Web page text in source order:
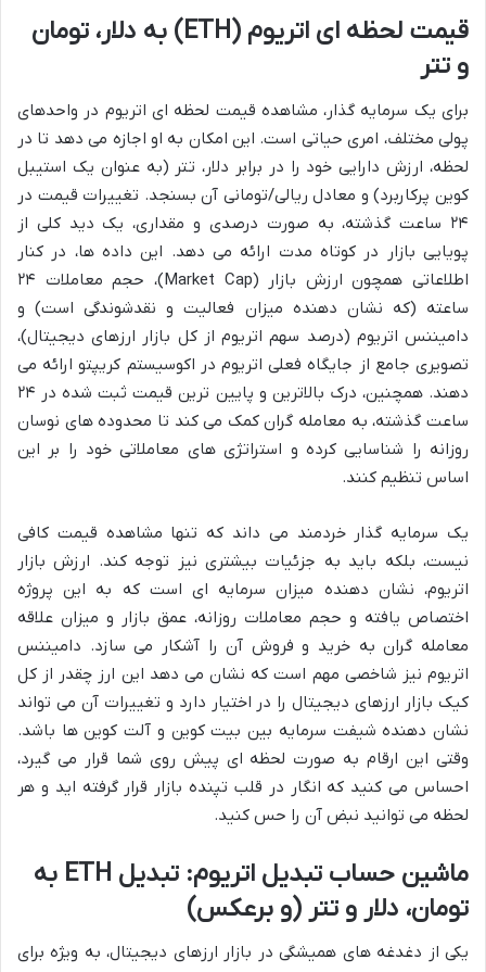
قیمت لحظه ای اتریوم (ETH) به دلار، تومان
و تتر
برای یک سرمایه گذار، مشاهده قیمت لحظه ای اتریوم در واحدهای
پولی مختلف، امری حیاتی است. این امکان به او اجازه می دهد تا در
لحظه، ارزش دارایی خود را در برابر دلار، تتر (به عنوان یک استیبل
کوین پرکاربرد) و معادل ریالی/تومانی آن بسنجد. تغییرات قیمت در
۲۴ ساعت گذشته، به صورت درصدی و مقداری، یک دید کلی از
پویایی بازار در کوتاه مدت ارائه می دهد. این داده ها، در کنار
اطلاعاتی همچون ارزش بازار (Market Cap)، حجم معاملات ۲۴
ساعته (که نشان دهنده میزان فعالیت و نقدشوندگی است) و
دامیننس اتریوم (درصد سهم اتریوم از کل بازار ارزهای دیجیتال)،
تصویری جامع از جایگاه فعلی اتریوم در اکوسیستم کریپتو ارائه می
دهند. همچنین، درک بالاترین و پایین ترین قیمت ثبت شده در ۲۴
ساعت گذشته، به معامله گران کمک می کند تا محدوده های نوسان
روزانه را شناسایی کرده و استراتژی های معاملاتی خود را بر این
اساس تنظیم کنند.
یک سرمایه گذار خردمند می داند که تنها مشاهده قیمت کافی
نیست، بلکه باید به جزئیات بیشتری نیز توجه کند. ارزش بازار
اتریوم، نشان دهنده میزان سرمایه ای است که به این پروژه
اختصاص یافته و حجم معاملات روزانه، عمق بازار و میزان علاقه
معامله گران به خرید و فروش آن را آشکار می سازد. دامیننس
اتریوم نیز شاخصی مهم است که نشان می دهد این ارز چقدر از کل
کیک بازار ارزهای دیجیتال را در اختیار دارد و تغییرات آن می تواند
نشان دهنده شیفت سرمایه بین بیت کوین و آلت کوین ها باشد.
وقتی این ارقام به صورت لحظه ای پیش روی شما قرار می گیرد،
احساس می کنید که انگار در قلب تپنده بازار قرار گرفته اید و هر
لحظه می توانید نبض آن را حس کنید.
ماشین حساب تبدیل اتریوم: تبدیل ETH به
تومان، دلار و تتر (و برعکس)
یکی از دغدغه های همیشگی در بازار ارزهای دیجیتال، به ویژه برای